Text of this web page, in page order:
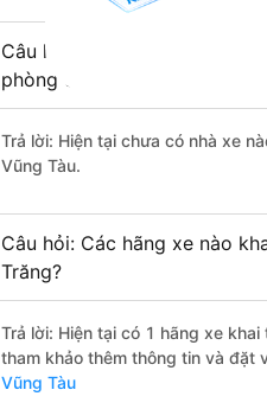
Câu hỏi: Có loại xe Sóc
phòng đôi không?
Trả lời: Hiện tại chưa có nhà xe
Vũng Tàu.
Câu hỏi: Các hãng xe nào
Trăng?
Trả lời: Hiện tại có 1 hãng xe
tham khảo thêm thông tin và đặt
Vũng Tàu